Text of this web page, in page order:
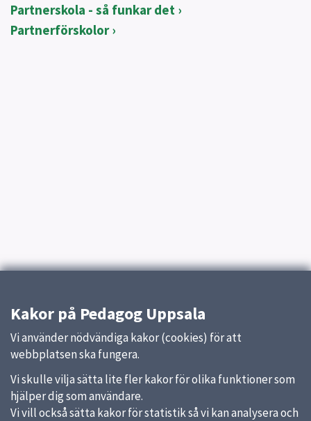
Partnerskola - så funkar det
Partnerförskolor
Kakor på Pedagog Uppsala
Vi använder nödvändiga kakor (cookies) för att
webbplatsen ska fungera.
Vi skulle vilja sätta lite fler kakor för olika funktioner som
hjälper dig som användare.
Vi vill också sätta kakor för statistik så vi kan analysera och